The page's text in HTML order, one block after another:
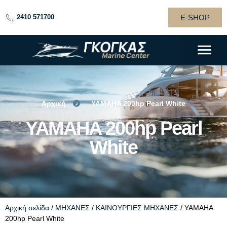
E-SHOP
2410 571700
YAMAHA 200hp
Pearl White
Αρχική YAMAHA 200hp Pearl White
YAMAHA 200hp Pearl
White
Αρχική σελίδα / ΜΗΧΑΝΕΣ / ΚΑΙΝΟΥΡΓΙΕΣ ΜΗΧΑΝΕΣ / YAMAHA
200hp Pearl White